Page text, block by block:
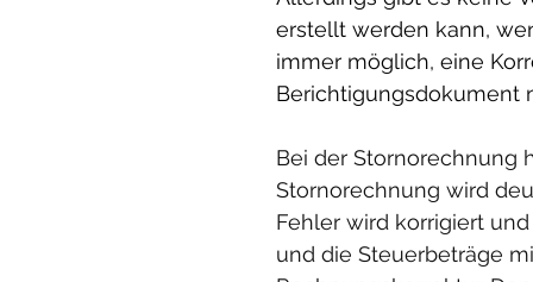
erstellt werden kann,
immer möglich, eine
Berichtigungsdokument
Bei der Stornorechnung
Stornorechnung wird
Fehler wird korrigiert
und die Steuerbeträge